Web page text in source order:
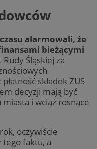
alarmowali, że
bieżącymi
Śląskiej za
składek ZUS
decyzji mają być
i wciąż rosnące
oczywiście
tego faktu, a